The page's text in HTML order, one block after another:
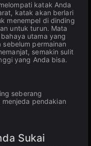
katak Anda
katak akan berlari
menempel di dinding
untuk turun. Mata
utama yang
permainan
semakin sulit
yang Anda bisa.
seberang
pendakian
Sukai